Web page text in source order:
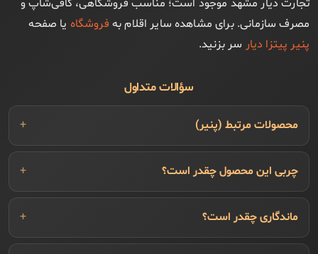
تجارت دیار مشهد موجود است؛ مناسب فروشگاهی، کافی‌شاپ و
مصرف سازمانی. برای مشاهده سایر اقلام به فروشگاه یا صفحه
پنیر پیتزا دیار سر بزنید.
سؤالات متداول
محصولات مرتبط (پنیر)
چربی این محصول چقدر است؟
ماندگاری چقدر است؟